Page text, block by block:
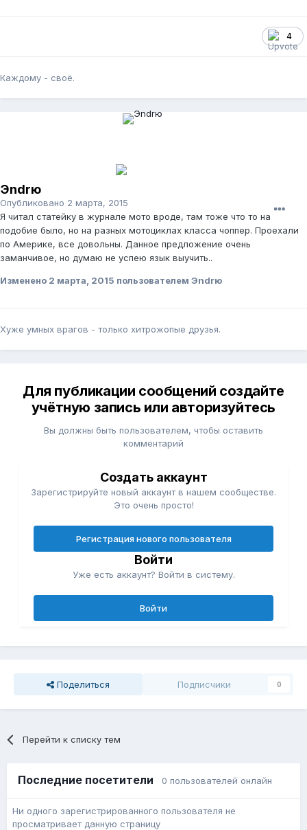
4
Каждому - своё.
Эndrю
Опубликовано 2 марта, 2015
Я читал статейку в журнале мото вроде, там тоже что то на
подобие было, но на разных мотоциклах класса чоппер. Проехали
по Америке, все довольны. Данное предложение очень
заманчивое, но думаю не успею язык выучить..
Изменено 2 марта, 2015 пользователем Эndrю
Хуже умных врагов - только хитрожопые друзья.
Для публикации сообщений создайте
учётную запись или авторизуйтесь
Вы должны быть пользователем, чтобы оставить
комментарий
Создать аккаунт
Зарегистрируйте новый аккаунт в нашем сообществе.
Это очень просто!
Регистрация нового пользователя
Войти
Уже есть аккаунт? Войти в систему.
Войти
Поделиться Подписчики 0
Перейти к списку тем
Последние посетители 0 пользователей онлайн
Ни одного зарегистрированного пользователя не
просматривает данную страницу